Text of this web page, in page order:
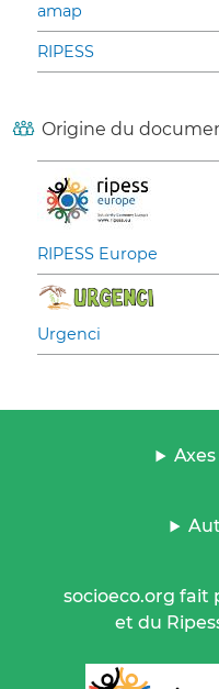
amap
RIPESS
Origine du
RIPESS Europe
Urgenci
socioeco.org fait
et du